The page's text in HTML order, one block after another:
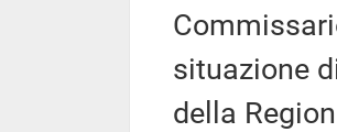
situazione
della